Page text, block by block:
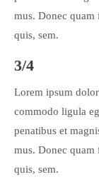
mus. Donec quam
quis, sem.
3/4
Lorem ipsum
commodo ligula
penatibus et
mus. Donec quam
quis, sem.